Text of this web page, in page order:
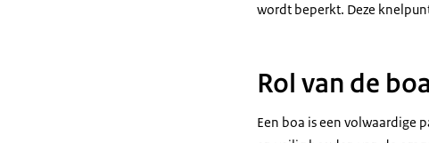
wordt beperkt. Deze
Rol van de boa
Een boa is een volwaardige